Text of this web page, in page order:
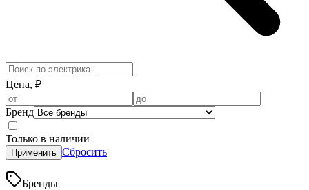
Цена, ₽
Бренд
Только в наличии
Применить Сбросить
Бренды